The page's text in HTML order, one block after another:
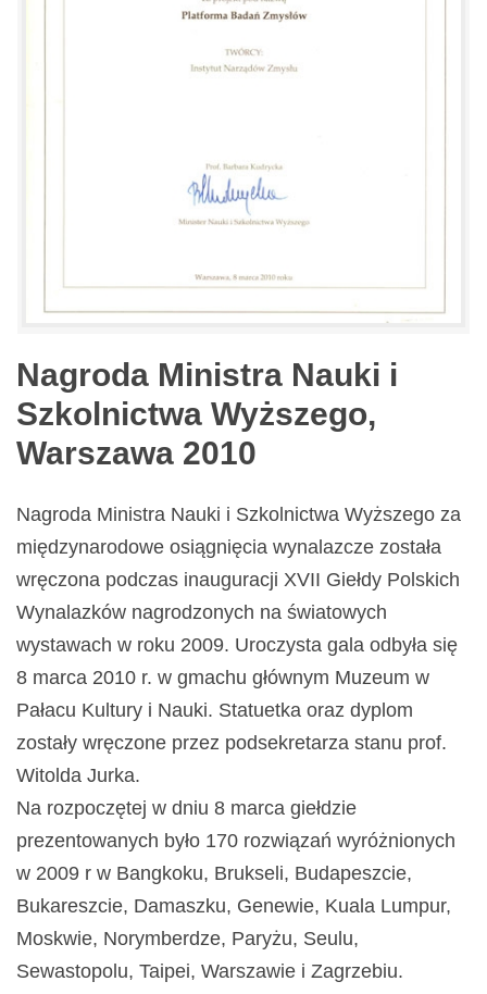
Nagroda Ministra Nauki i
Szkolnictwa Wyższego,
Warszawa 2010
Nagroda Ministra Nauki i Szkolnictwa Wyższego za
międzynarodowe osiągnięcia wynalazcze została
wręczona podczas inauguracji XVII Giełdy Polskich
Wynalazków nagrodzonych na światowych
wystawach w roku 2009. Uroczysta gala odbyła się
8 marca 2010 r. w gmachu głównym Muzeum w
Pałacu Kultury i Nauki. Statuetka oraz dyplom
zostały wręczone przez podsekretarza stanu prof.
Witolda Jurka.
Na rozpoczętej w dniu 8 marca giełdzie
prezentowanych było 170 rozwiązań wyróżnionych
w 2009 r w Bangkoku, Brukseli, Budapeszcie,
Bukareszcie, Damaszku, Genewie, Kuala Lumpur,
Moskwie, Norymberdze, Paryżu, Seulu,
Sewastopolu, Taipei, Warszawie i Zagrzebiu.